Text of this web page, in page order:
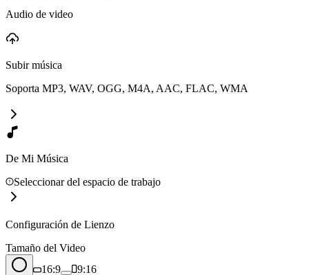
Audio de video
Subir música
Soporta MP3, WAV, OGG, M4A, AAC, FLAC, WMA
De Mi Música
Seleccionar del espacio de trabajo
Configuración de Lienzo
Tamaño del Video
16:9
9:16